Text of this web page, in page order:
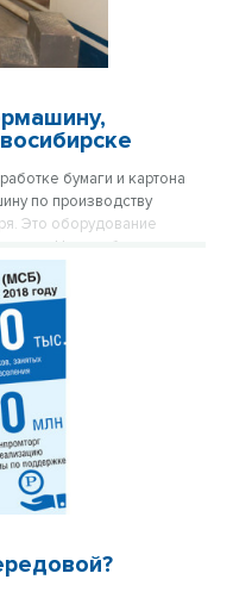
бумаги и картона
по производству
Это оборудование
Новосибирскую